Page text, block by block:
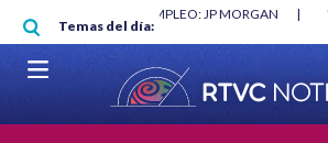
Pasar al contenido principal
Temas del día:
"HABLAR NO ES UN CRIMEN": CARTA DE BETO